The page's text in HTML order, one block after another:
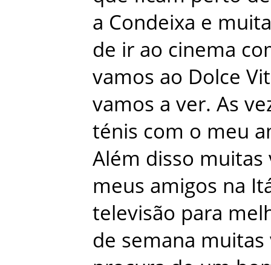
a Condeixa e
de ir ao cinema
vamos ao Dolce
vamos a ver. As
ténis com o meu
Além disso muitas
meus amigos na
televisão para
de semana muitas